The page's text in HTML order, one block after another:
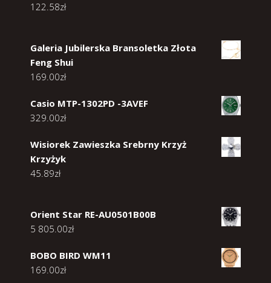
122.58zł
Galeria Jubilerska Bransoletka Złota
Feng Shui
169.00zł
Casio MTP-1302PD -3AVEF
329.00zł
Wisiorek Zawieszka Srebrny Krzyż
Krzyżyk
45.89zł
Orient Star RE-AU0501B00B
5 805.00zł
BOBO BIRD WM11
169.00zł